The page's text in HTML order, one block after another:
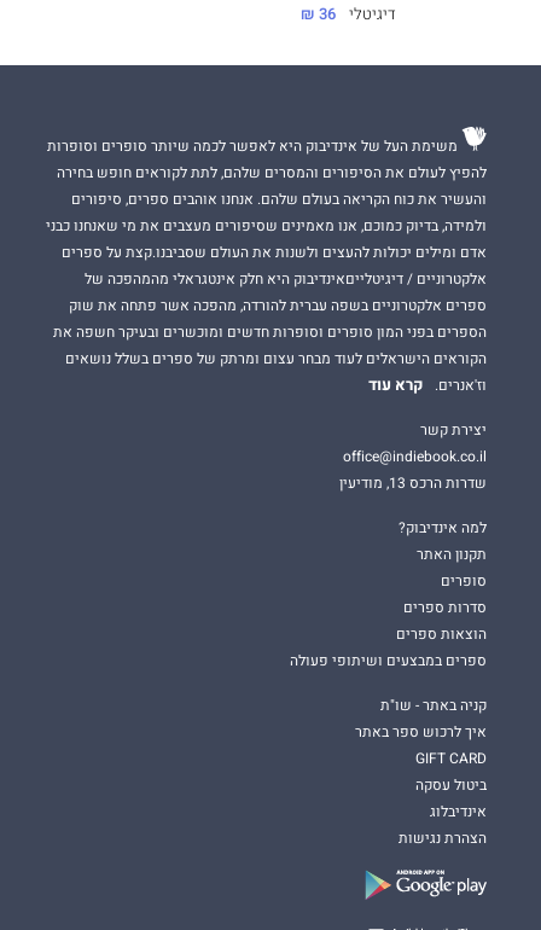
דיגיטלי 36 ₪
משימת העל של אינדיבוק היא לאפשר לכמה שיותר סופרים וסופרות
להפיץ לעולם את הסיפורים והמסרים שלהם, לתת לקוראים חופש בחירה
והעשיר את כוח הקריאה בעולם שלהם. אנחנו אוהבים ספרים, סיפורים
ולמידה, בדיוק כמוכם, אנו מאמינים שסיפורים מעצבים את מי שאנחנו כבני
אדם ומילים יכולות להעצים ולשנות את העולם שסביבנו.קצת על ספרים
אלקטרוניים / דיגיטלייםאינדיבוק היא חלק אינטגראלי מהמהפכה של
ספרים אלקטרוניים בשפה עברית להורדה, מהפכה אשר פתחה את שוק
הספרים בפני המון סופרים וסופרות חדשים ומוכשרים ובעיקר חשפה את
הקוראים הישראלים לעוד מבחר עצום ומרתק של ספרים בשלל נושאים
וז'אנרים.
קרא עוד
יצירת קשר
office@indiebook.co.il
שדרות הרכס 13, מודיעין
למה אינדיבוק?
תקנון האתר
סופרים
סדרות ספרים
הוצאות ספרים
ספרים במבצעים ושיתופי פעולה
קניה באתר - שו"ת
איך לרכוש ספר באתר
GIFT CARD
ביטול עסקה
אינדיבלוג
הצהרת נגישות